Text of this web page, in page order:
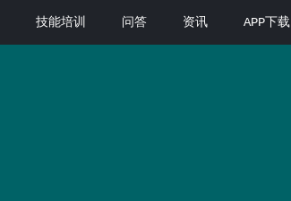
技能培训 问答 资讯 APP下载